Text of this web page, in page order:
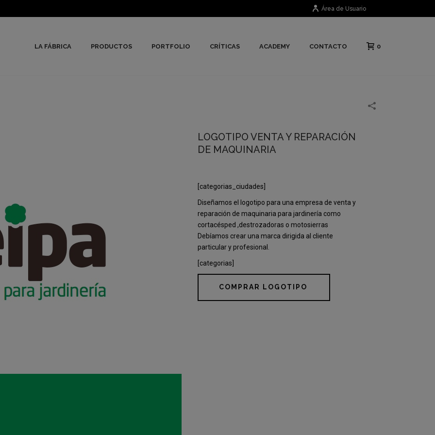
Área de Usuario
LA FÁBRICA PRODUCTOS PORTFOLIO CRÍTICAS ACADEMY CONTACTO 0
LOGOTIPO VENTA Y REPARACIÓN
DE MAQUINARIA
[categorias_ciudades]
Diseñamos el logotipo para una empresa de venta y
reparación de maquinaria para jardinería como
cortacésped ,destrozadoras o motosierras
Debíamos crear una marca dirigida al cliente
particular y profesional.
[categorias]
COMPRAR LOGOTIPO